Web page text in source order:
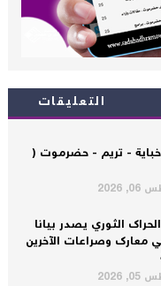
التعليقات
في خباية - تريم - حضرموت (
الثوري يصدر بيانا
وصراعات الآخرين